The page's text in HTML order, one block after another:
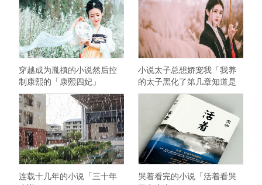
穿越成为胤禛的小说然后控
制康熙的「康熙四妃」
小说太子总想娇宠我「我养
的太子黑化了第几章知道是
女的」
连载十几年的小说「三十年
哭着看完的小说「活着看哭